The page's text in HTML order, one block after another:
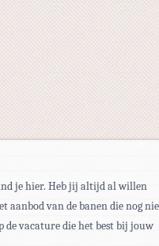
je hier. Heb jij altijd al willen
aanbod van de banen die nog
vacature die het best bij jouw